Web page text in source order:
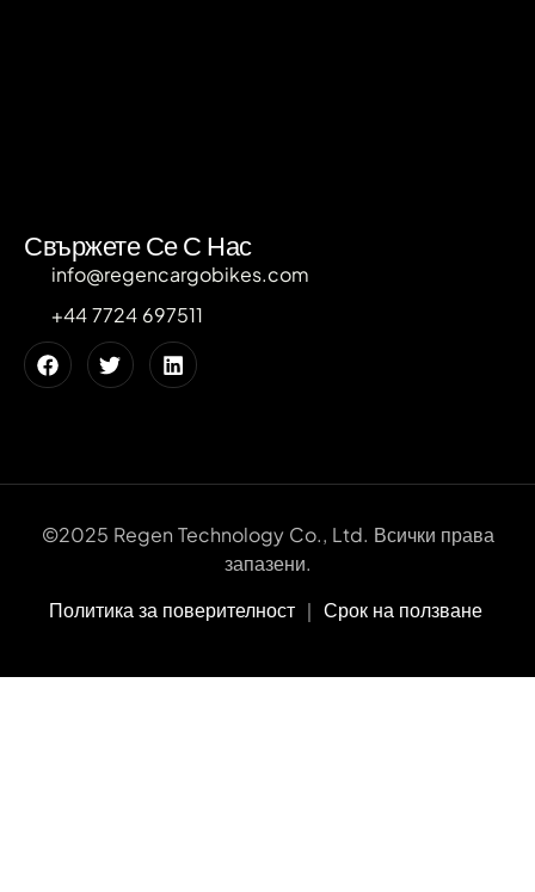
Свържете Се С Нас
info@regencargobikes.com
+44 7724 697511
©2025 Regen Technology Co., Ltd. Всички права
запазени.
Политика за поверителност｜ Срок на ползване